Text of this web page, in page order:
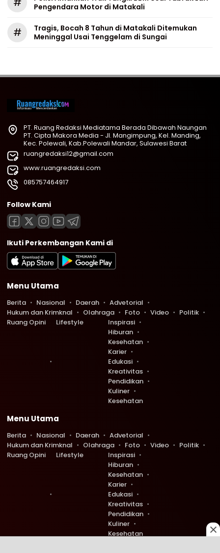
Pengendara Motor di Matakali
#
Tragis, Bocah 8 Tahun di Matakali Ditemukan
Meninggal Usai Tenggelam di Sungai
PT. Ruang Redaksi Mediatama Berada Dibawah Naungan
PT. Cipta Makora Media - Jl. Mangimpung, Kel. Manding,
Kec. Polewali, Kab.Polewali Mandar, Sulawesi Barat
ruangredaksi12@gmail.com
www.ruangredaksi.com
085757464917
Follow Kami
Ikuti Perkembangan Kami di
Menu Utama
Berita Nasional Daerah
Advetorial
Hukum dan Krimknal
Olahraga Foto Video
Politik
Ruang Opini
Lifestyle
Inspirasi
Hiburan
Kesehatan
Karier
Edukasi
Kreativitas
Pendidikan
Kuliner
Kesehatan
Menu Utama
Berita Nasional Daerah
Advetorial
Hukum dan Krimknal
Olahraga Foto Video
Politik
Ruang Opini
Lifestyle
Inspirasi
Hiburan
Kesehatan
Karier
Edukasi
Kreativitas
Pendidikan
Kuliner
Kesehatan